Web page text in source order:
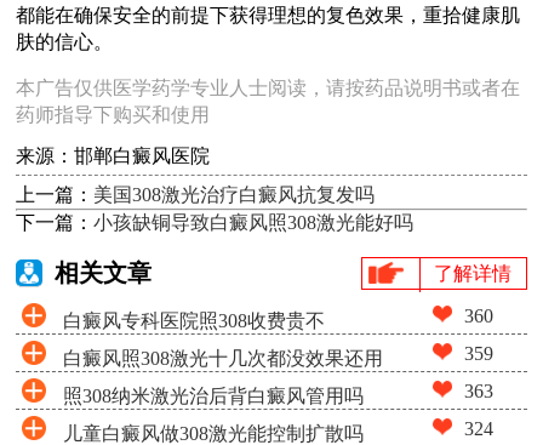
都能在确保安全的前提下获得理想的复色效果，重拾健康肌
肤的信心。
本广告仅供医学药学专业人士阅读，请按药品说明书或者在
药师指导下购买和使用
来源：邯郸白癜风医院
上一篇： 美国308激光治疗白癜风抗复发吗
下一篇：小孩缺铜导致白癜风照308激光能好吗
相关文章 了解详情
白癜风专科医院照308收费贵不 360
白癜风照308激光十几次都没效果还用
照吗
359
照308纳米激光治后背白癜风管用吗 363
儿童白癜风做308激光能控制扩散吗 324